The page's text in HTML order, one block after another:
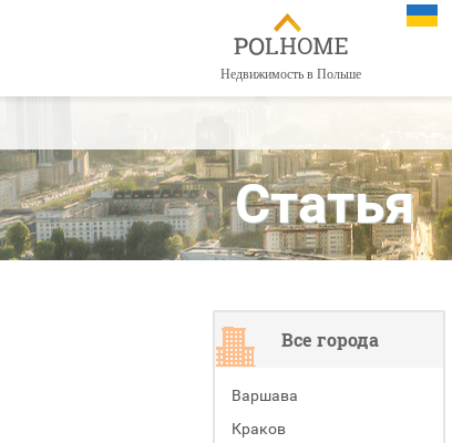
Недвижимость в Польше
Cтатья
Все города
Варшава
Краков